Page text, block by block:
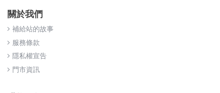
關於我們
補給站的故事
服務條款
隱私權宣告
門市資訊